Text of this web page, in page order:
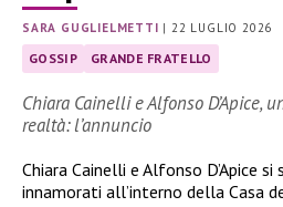
SARA GUGLIELMETTI |22 LUGLIO 2026
GOSSIP GRANDE FRATELLO
Chiara Cainelli e Alfonso D’Apice,
realtà: l’annuncio
Chiara Cainelli e Alfonso D’Apice
innamorati all’interno della Casa